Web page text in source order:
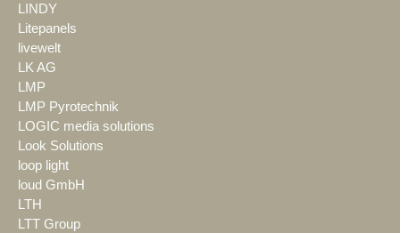
LINDY
Litepanels
livewelt
LK AG
LMP
LMP Pyrotechnik
LOGIC media solutions
Look Solutions
loop light
loud GmbH
LTH
LTT Group